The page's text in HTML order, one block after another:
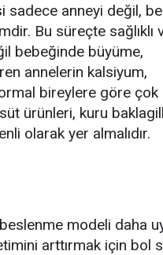
sadece anneyi değil,
Bu süreçte sağlıklı
bebeğinde büyüme,
annelerin kalsiyum,
bireylere göre çok
ürünleri, kuru
olarak yer almalıdır.
modeli daha
arttırmak için bol